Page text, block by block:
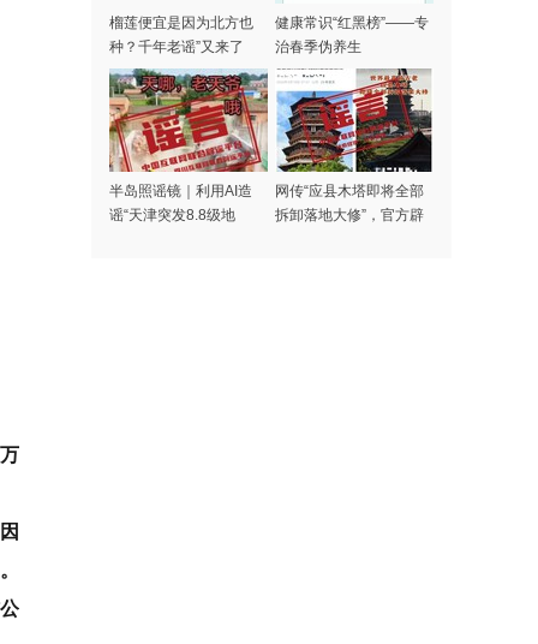
榴莲便宜是因为北方也
种？千年老谣”又来了
健康常识“红黑榜”——专
治春季伪养生
半岛照谣镜｜利用AI造
谣“天津突发8.8级地
网传“应县木塔即将全部
拆卸落地大修”，官方辟